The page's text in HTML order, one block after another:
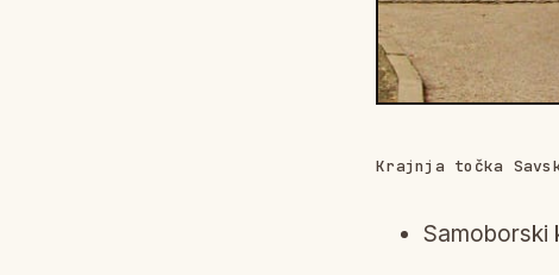
Krajnja točka
Samoborski